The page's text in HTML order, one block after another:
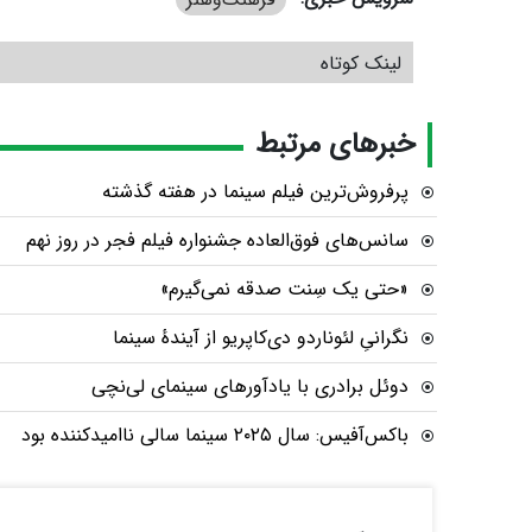
لینک کوتاه
خبرهای مرتبط
پرفروش‌ترین فیلم سینما در هفته گذشته
سانس‌های فوق‌العاده جشنواره فیلم فجر در روز نهم
«حتی یک سِنت صدقه نمی‌گیرم»
نگرانیِ لئوناردو دی‌کاپریو از آیندهٔ سینما
دوئل برادری با یادآورهای سینمای لی‌نچی
باکس‌آفیس: سال ۲۰۲۵ سینما سالی ناامیدکننده بود